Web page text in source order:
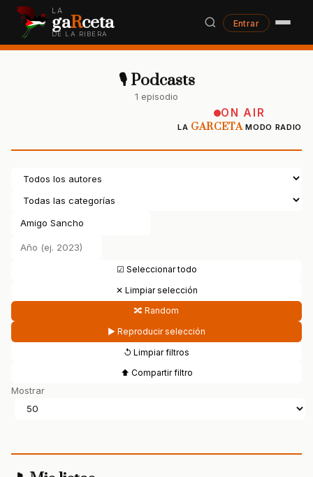
LA
gaRceta
DE LA RIBERA
Entrar
🎙 Podcasts
1 episodio
ON AIR
LA GARCETAMODO RADIO
☑ Seleccionar todo
✕ Limpiar selección
🔀 Random
▶ Reproducir selección
↺ Limpiar filtros
⬆ Compartir filtro
Mostrar